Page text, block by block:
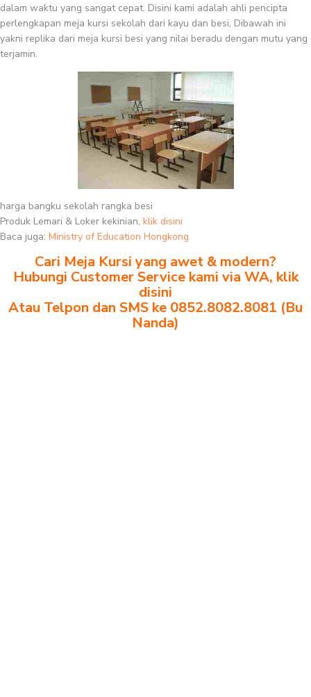
dalam waktu yang sangat cepat. Disini kami adalah ahli pencipta
perlengkapan meja kursi sekolah dari kayu dan besi, Dibawah ini
yakni replika dari meja kursi besi yang nilai beradu dengan mutu yang
terjamin.
harga bangku sekolah rangka besi
Produk Lemari & Loker kekinian, klik disini
Baca juga: Ministry of Education Hongkong
Cari Meja Kursi yang awet & modern?
Hubungi Customer Service kami via WA, klik
disini
Atau Telpon dan SMS ke 0852.8082.8081 (Bu
Nanda)